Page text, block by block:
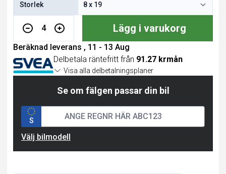
Storlek
4 Lägg i varukorg
Beräknad leverans , 11 - 13 Aug
Delbetala räntefritt från 91.27 krmån
Visa alla delbetalningsplaner
Se om fälgen passar din bil
S
Välj bilmodell